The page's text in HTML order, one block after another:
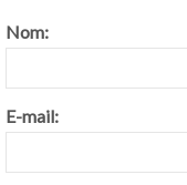
Nom:
E-mail: